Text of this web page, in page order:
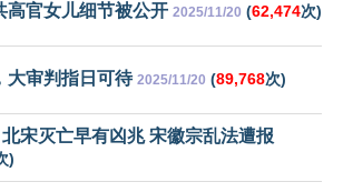
高官女儿细节被公开 2025/11/20 (62,474次)
大审判指日可待 2025/11/20 (89,768次)
宋灭亡早有凶兆 宋徽宗乱法遭报
)